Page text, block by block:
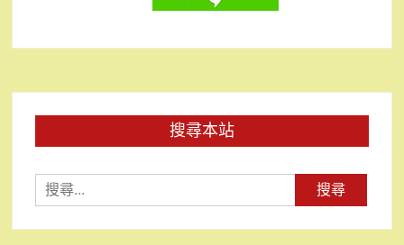
搜尋本站
尋
關